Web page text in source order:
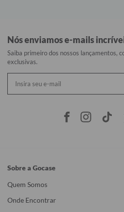
Nós enviamos e-mails
Saiba primeiro dos nossos lançamentos,
exclusivas.
Sobre a Gocase
Quem Somos
Onde Encontrar